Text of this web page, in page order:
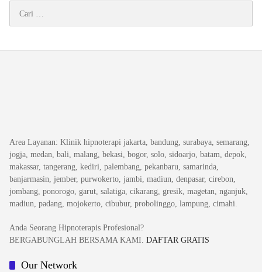
untuk:
Area Layanan: Klinik hipnoterapi jakarta, bandung, surabaya, semarang,
jogja, medan, bali, malang, bekasi, bogor, solo, sidoarjo, batam, depok,
makassar, tangerang, kediri, palembang, pekanbaru, samarinda,
banjarmasin, jember, purwokerto, jambi, madiun, denpasar, cirebon,
jombang, ponorogo, garut, salatiga, cikarang, gresik, magetan, nganjuk,
madiun, padang, mojokerto, cibubur, probolinggo, lampung, cimahi.
Anda Seorang Hipnoterapis Profesional?
BERGABUNGLAH BERSAMA KAMI. DAFTAR GRATIS
Our Network